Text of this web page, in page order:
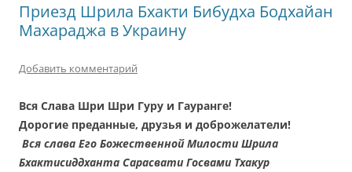
Приезд Шрила Бхакти Бибудха Бодхайан
Махараджа в Украину
Добавить комментарий
Вся Слава Шри Шри Гуру и Гауранге!
Дорогие преданные, друзья и доброжелатели!
Вся слава Его Божественной Милости Шрила
Бхактисиддханта Сарасвати Госвами Тхакур